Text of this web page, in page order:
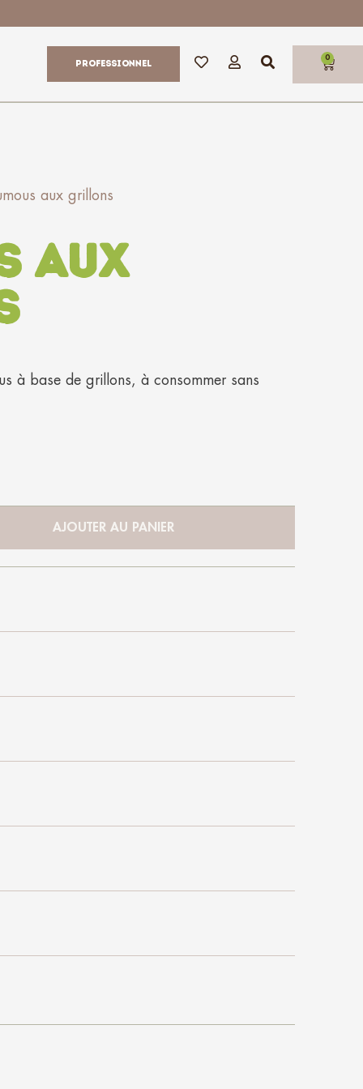
Professionnel
0
aux grillons
aux
à base de grillons, à consommer sans
AJOUTER AU PANIER